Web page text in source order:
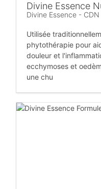
Divine Essence
Divine Essence - CDN
Utilisée
phytothérapie pour
douleur et
ecchymoses et
une chu